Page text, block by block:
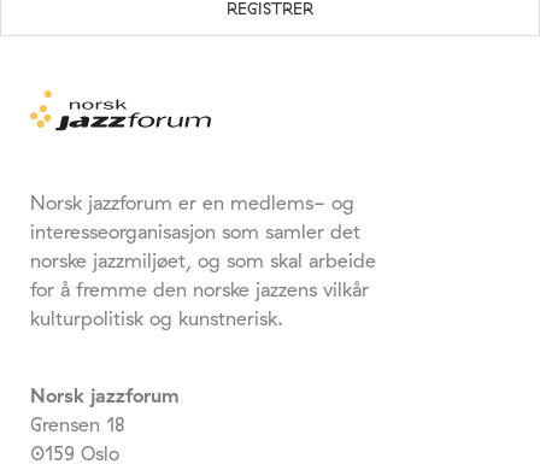
Norsk jazzforum er en medlems- og
interesseorganisasjon som samler det
norske jazzmiljøet, og som skal arbeide
for å fremme den norske jazzens vilkår
kulturpolitisk og kunstnerisk.
Norsk jazzforum
Grensen 18
0159 Oslo